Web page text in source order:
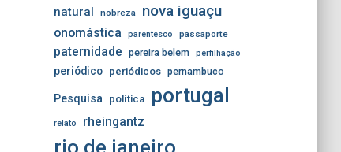
natural nobreza nova iguaçu
onomástica parentesco passaporte
paternidade pereira belem perfilhação
periódico periódicos pernambuco
Pesquisa política portugal
relato rheingantz
rio de janeiro